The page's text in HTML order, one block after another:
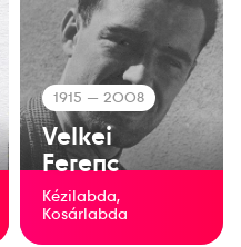
1915 — 2008
Velkei
Ferenc
Kézilabda,
Kosárlabda